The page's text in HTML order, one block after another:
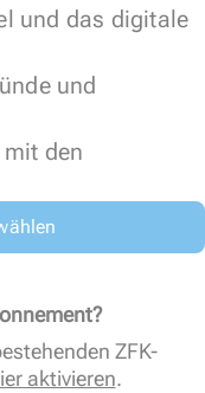
und das digitale
und
den
ZFK-
aktivieren.